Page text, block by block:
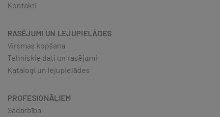
Kontakti
RASĒJUMI UN LEJUPIELĀDES
Virsmas kopšana
Tehniskie dati un rasējumi
Katalogi un lejupielādes
PROFESIONĀĻIEM
Sadarbība